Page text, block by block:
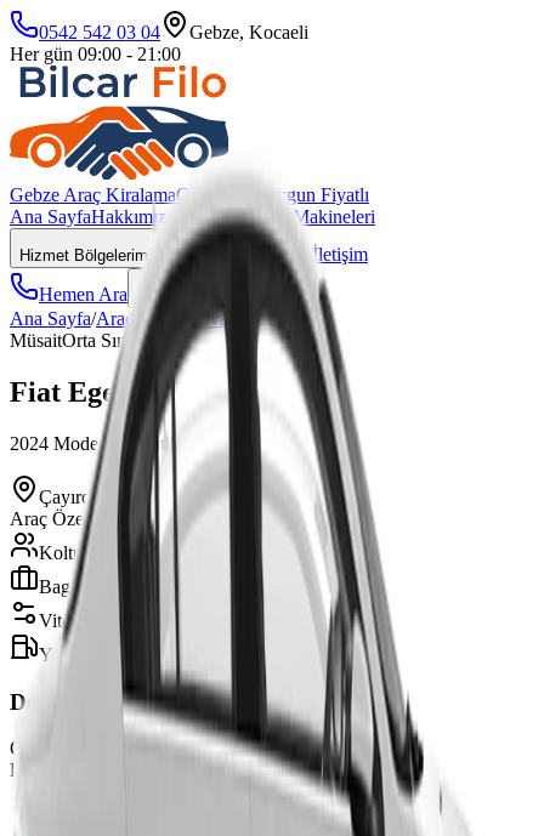
0542 542 03 04
Gebze, Kocaeli
Her gün 09:00 - 21:00
Gebze Araç KiralamaGüvenli & Uygun Fiyatlı
Ana SayfaHakkımızda Araçlarımız İş Makineleri
Hizmet Bölgelerimiz Kurumsal İletişim
Hemen Ara
Ana Sayfa/Araçlar/ Çayırova Fiat Egea
MüsaitOrta Sınıf
Fiat Egea
2024 Model Otomatik Vites Dizel
Çayırova
bölgesinde müsait
Araç Özellikleri
Koltuk
Bagaj
Bavul
Vites Otomatik
Yakıt
Donanım
Otomatik Vites KlimaBluetoothGeniş İç Hacim
Kiralama Koşulları